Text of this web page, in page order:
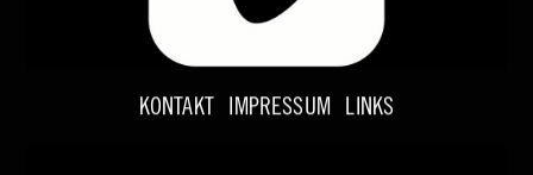
KONTAKT IMPRESSUM LINKS